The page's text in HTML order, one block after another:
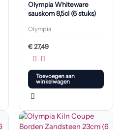
Olympia Whiteware
sauskom 8,5cl (6 stuks)
Olympia
€27,49
Toevoegen aan
winkelwagen